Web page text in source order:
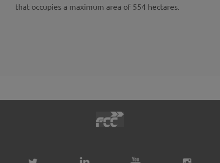
that occupies a maximum area of 554 hectares.